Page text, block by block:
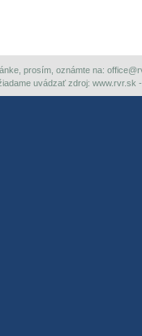
prosím, oznámte na:
uvádzať zdroj: www.rvr.sk